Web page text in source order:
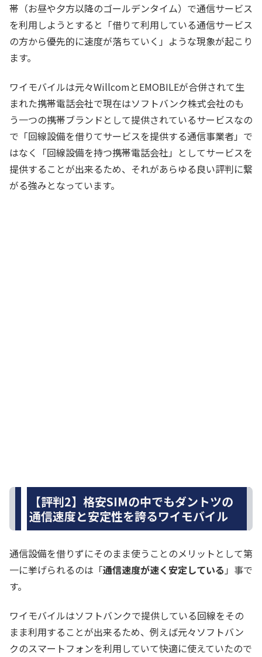
帯（お昼や夕方以降のゴールデンタイム）で通信サービス
を利用しようとすると「借りて利用している通信サービス
の方から優先的に速度が落ちていく」ような現象が起こり
ます。
ワイモバイルは元々WillcomとEMOBILEが合併されて生
まれた携帯電話会社で現在はソフトバンク株式会社のも
う一つの携帯ブランドとして提供されているサービスなの
で「回線設備を借りてサービスを提供する通信事業者」で
はなく「回線設備を持つ携帯電話会社」としてサービスを
提供することが出来るため、それがあらゆる良い評判に繋
がる強みとなっています。
【評判2】格安SIMの中でもダントツの
通信速度と安定性を誇るワイモバイル
通信設備を借りずにそのまま使うことのメリットとして第
一に挙げられるのは「通信速度が速く安定している 」事で
す。
ワイモバイルはソフトバンクで提供している回線をその
まま利用することが出来るため、例えば元々ソフトバン
クのスマートフォンを利用していて快適に使えていたので